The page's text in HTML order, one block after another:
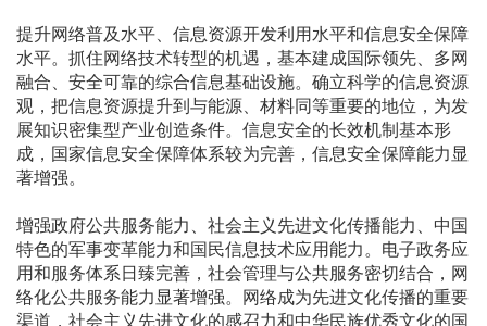
提升网络普及水平、信息资源开发利用水平和信息安全保障
水平。抓住网络技术转型的机遇，基本建成国际领先、多网
融合、安全可靠的综合信息基础设施。确立科学的信息资源
观，把信息资源提升到与能源、材料同等重要的地位，为发
展知识密集型产业创造条件。信息安全的长效机制基本形
成，国家信息安全保障体系较为完善，信息安全保障能力显
著增强。
增强政府公共服务能力、社会主义先进文化传播能力、中国
特色的军事变革能力和国民信息技术应用能力。电子政务应
用和服务体系日臻完善，社会管理与公共服务密切结合，网
络化公共服务能力显著增强。网络成为先进文化传播的重要
渠道，社会主义先进文化的感召力和中华民族优秀文化的国